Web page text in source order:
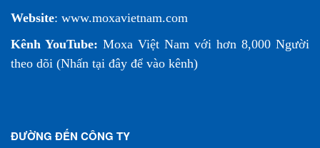
Website: www.moxavietnam.com
Kênh YouTube: Moxa Việt Nam với hơn 8,000 Người
theo dõi (Nhấn tại đây để vào kênh)
ĐƯỜNG ĐẾN CÔNG TY